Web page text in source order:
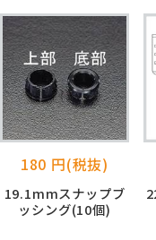
180 円(税抜)
19.1mmスナップブ
ッシング(10個)